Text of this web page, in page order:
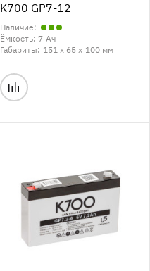
K700 GP7-12
Наличие:
Ёмкость: 7 Ач
Габариты: 151 x 65 x 100 мм